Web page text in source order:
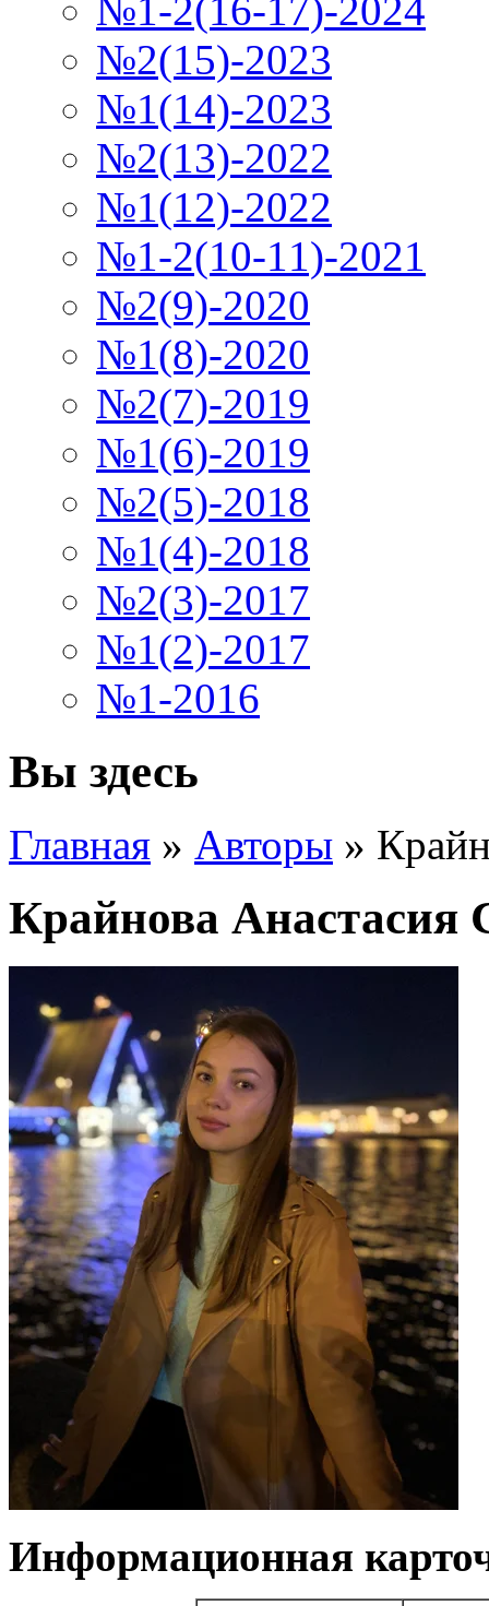
№1-2(16-17)-2024
№2(15)-2023
№1(14)-2023
№2(13)-2022
№1(12)-2022
№1-2(10-11)-2021
№2(9)-2020
№1(8)-2020
№2(7)-2019
№1(6)-2019
№2(5)-2018
№1(4)-2018
№2(3)-2017
№1(2)-2017
№1-2016
Вы здесь
Главная » Авторы »
Крайнова Анастасия
Информационная